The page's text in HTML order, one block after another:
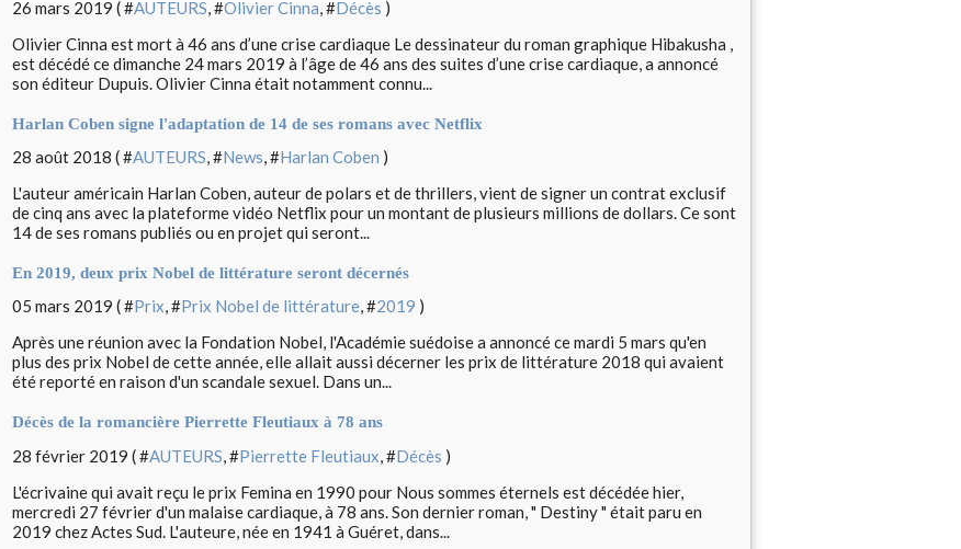
26 mars 2019 ( #AUTEURS , #Olivier Cinna , #Décès )
Olivier Cinna est mort à 46 ans d’une crise cardiaque Le dessinateur du roman graphique Hibakusha ,
est décédé ce dimanche 24 mars 2019 à l’âge de 46 ans des suites d’une crise cardiaque, a annoncé
son éditeur Dupuis. Olivier Cinna était notamment connu...
Harlan Coben signe l'adaptation de 14 de ses romans avec Netflix
28 août 2018 ( #AUTEURS, #News, #Harlan Coben )
L'auteur américain Harlan Coben, auteur de polars et de thrillers, vient de signer un contrat exclusif
de cinq ans avec la plateforme vidéo Netflix pour un montant de plusieurs millions de dollars. Ce sont
14 de ses romans publiés ou en projet qui seront...
En 2019, deux prix Nobel de littérature seront décernés
05 mars 2019 ( #Prix, #Prix Nobel de littérature, #2019 )
Après une réunion avec la Fondation Nobel, l'Académie suédoise a annoncé ce mardi 5 mars qu'en
plus des prix Nobel de cette année, elle allait aussi décerner les prix de littérature 2018 qui avaient
été reporté en raison d'un scandale sexuel. Dans un...
Décès de la romancière Pierrette Fleutiaux à 78 ans
28 février 2019 ( #AUTEURS, #Pierrette Fleutiaux, #Décès )
L'écrivaine qui avait reçu le prix Femina en 1990 pour Nous sommes éternels est décédée hier,
mercredi 27 février d'un malaise cardiaque, à 78 ans. Son dernier roman, " Destiny " était paru en
2019 chez Actes Sud. L'auteure, née en 1941 à Guéret, dans...